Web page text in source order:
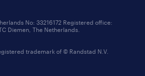
No: 33216172 Registered office:
Diemen, The Netherlands.
trademark of © Randstad N.V.